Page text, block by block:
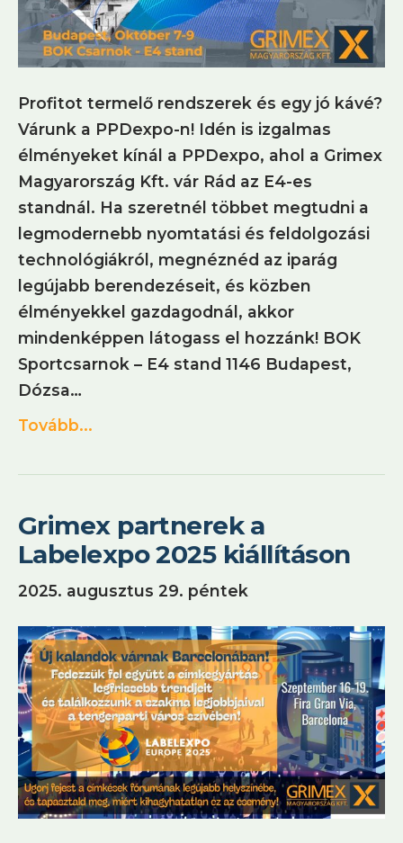
Profitot termelő rendszerek és egy jó kávé?
Várunk a PPDexpo-n! Idén is izgalmas
élményeket kínál a PPDexpo, ahol a Grimex
Magyarország Kft. vár Rád az E4-es
standnál. Ha szeretnél többet megtudni a
legmodernebb nyomtatási és feldolgozási
technológiákról, megnéznéd az iparág
legújabb berendezéseit, és közben
élményekkel gazdagodnál, akkor
mindenképpen látogass el hozzánk! BOK
Sportcsarnok – E4 stand 1146 Budapest,
Dózsa…
Tovább...
Grimex partnerek a
Labelexpo 2025 kiállításon
2025. augusztus 29. péntek